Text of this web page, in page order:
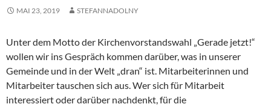
MAI 23, 2019 STEFANNADOLNY
Unter dem Motto der Kirchenvorstandswahl „Gerade jetzt!“
wollen wir ins Gespräch kommen darüber, was in unserer
Gemeinde und in der Welt „dran“ ist. Mitarbeiterinnen und
Mitarbeiter tauschen sich aus. Wer sich für Mitarbeit
interessiert oder darüber nachdenkt, für die